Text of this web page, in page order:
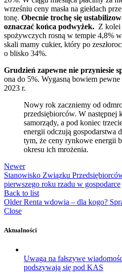
wrześniu ceny masła na giełdach
tonę. Obecnie trochę się
oznaczać końca podwyżek. Z kolei
spożywczych rosną w tempie 4,8%
skali mamy cukier, który po
o blisko 34%.
Grudzień zapewne nie przyniesie
ona do 5%. Wygasną bowiem
2023 r.
Nowy rok zaczniemy od
przedsiębiorców. W następnej
samorządy, a pod koniec
energii odczują gospodarstwa
tym, że ceny rynkowe energii
okresu ich mrożenia.
Newer
Stanowisko Związku
pierwszego roku rzadu w gospodarce
Back to list
Older Renta wdowia – dla kogo?
Close
Aktualności
Uwaga na fałszywe
podszywają się pod KAS